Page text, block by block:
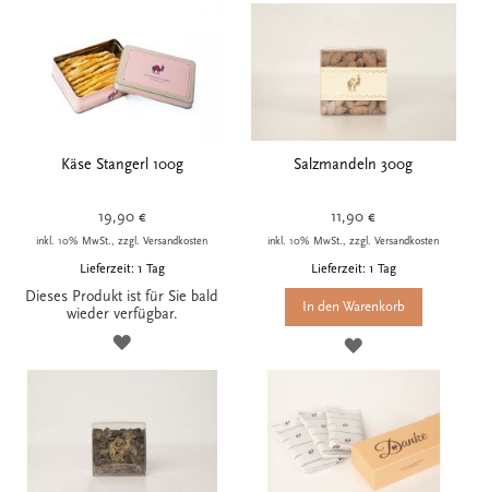
Käse Stangerl 100g
19,90 €
inkl. 10% MwSt., zzgl. Versandkosten
Lieferzeit: 1 Tag
Dieses Produkt ist für Sie bald
wieder verfügbar.
ZUR
Salzmandeln 300g
11,90 €
inkl. 10% MwSt., zzgl. Versandkosten
Lieferzeit: 1 Tag
In den Warenkorb
ZUR
HINZUFÜGEN